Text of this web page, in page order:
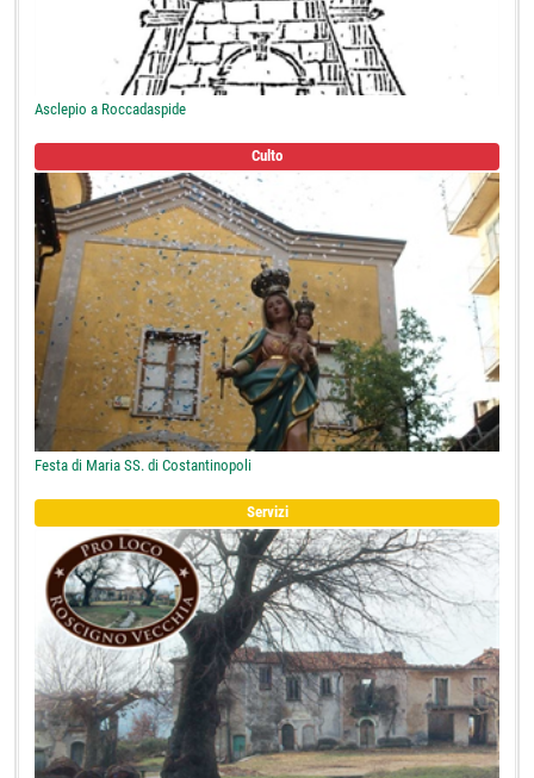
Asclepio a Roccadaspide
Culto
Festa di Maria SS. di Costantinopoli
Servizi